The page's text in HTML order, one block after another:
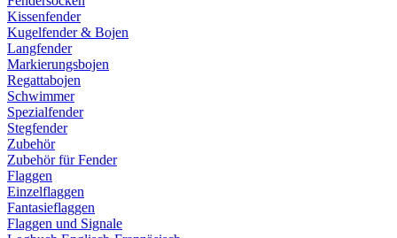
Kissenfender
Kugelfender & Bojen
Langfender
Markierungsbojen
Regattabojen
Schwimmer
Spezialfender
Stegfender
Zubehör
Zubehör für Fender
Flaggen
Einzelflaggen
Fantasieflaggen
Flaggen und Signale